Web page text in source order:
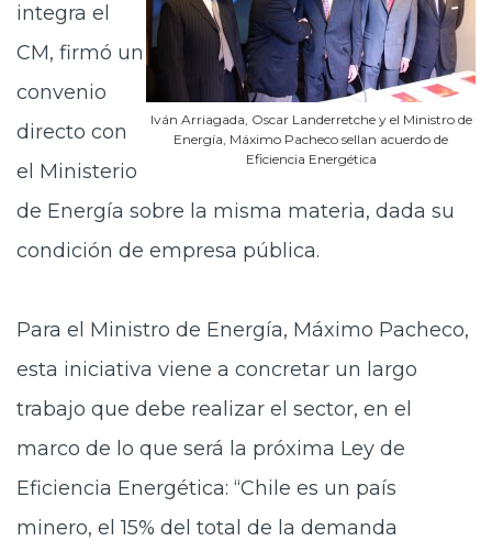
Iván Arriagada, Oscar Landerretche y el Ministro de
Energía, Máximo Pacheco sellan acuerdo de
Eficiencia Energética
integra el
CM, firmó un
convenio
directo con
el Ministerio
de Energía sobre la misma materia, dada su
condición de empresa pública.
Para el Ministro de Energía, Máximo Pacheco,
esta iniciativa viene a concretar un largo
trabajo que debe realizar el sector, en el
marco de lo que será la próxima Ley de
Eficiencia Energética: “Chile es un país
minero, el 15% del total de la demanda